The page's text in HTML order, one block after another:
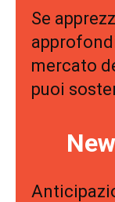
Se
mercato
puoi